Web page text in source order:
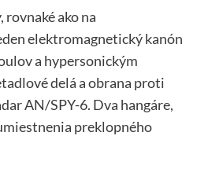
rovnaké ako na
elektromagnetický kanón
a hypersonickým
delá a obrana proti
AN/SPY-6. Dva hangáre,
preklopného